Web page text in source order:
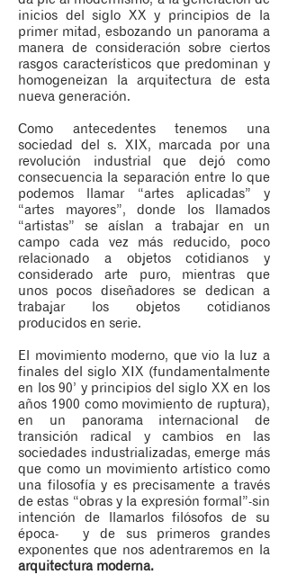
inicios del siglo XX y principios de la
primer mitad, esbozando un panorama a
manera de consideración sobre ciertos
rasgos característicos que predominan y
homogeneizan la arquitectura de esta
nueva generación.
Como antecedentes tenemos una
sociedad del s. XIX, marcada por una
revolución industrial que dejó como
consecuencia la separación entre lo que
podemos llamar “artes aplicadas” y
“artes mayores”, donde los llamados
“artistas” se aíslan a trabajar en un
campo cada vez más reducido, poco
relacionado a objetos cotidianos y
considerado arte puro, mientras que
unos pocos diseñadores se dedican a
trabajar los objetos cotidianos
producidos en serie.
El movimiento moderno, que vio la luz a
finales del siglo XIX (fundamentalmente
en los 90’ y principios del siglo XX en los
años 1900 como movimiento de ruptura),
en un panorama internacional de
transición radical y cambios en las
sociedades industrializadas, emerge más
que como un movimiento artístico como
una filosofía y es precisamente a través
de estas “obras y la expresión formal”-sin
intención de llamarlos filósofos de su
época- y de sus primeros grandes
exponentes que nos adentraremos en la
arquitectura moderna.